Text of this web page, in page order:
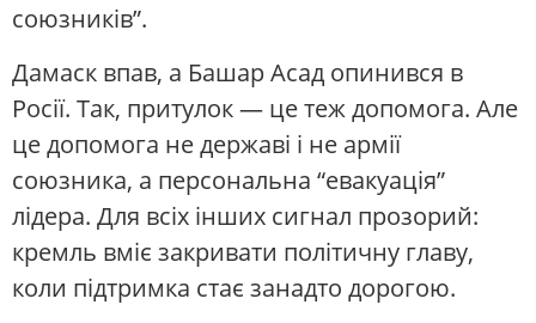
союзників”.
Дамаск впав, а Башар Асад опинився в
Росії. Так, притулок — це теж допомога. Але
це допомога не державі і не армії
союзника, а персональна “евакуація”
лідера. Для всіх інших сигнал прозорий:
кремль вміє закривати політичну главу,
коли підтримка стає занадто дорогою.